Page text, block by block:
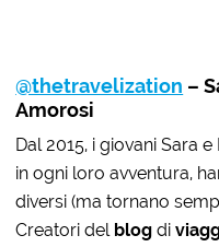
@thetravelization –
Amorosi
Dal 2015, i giovani Sara
in ogni loro avventura,
diversi (ma tornano
Creatori del blogdi